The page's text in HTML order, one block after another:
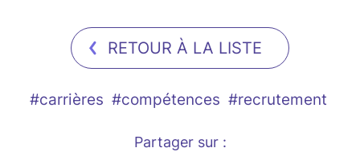
RETOUR À LA LISTE
#carrières #compétences #recrutement
Partager sur :